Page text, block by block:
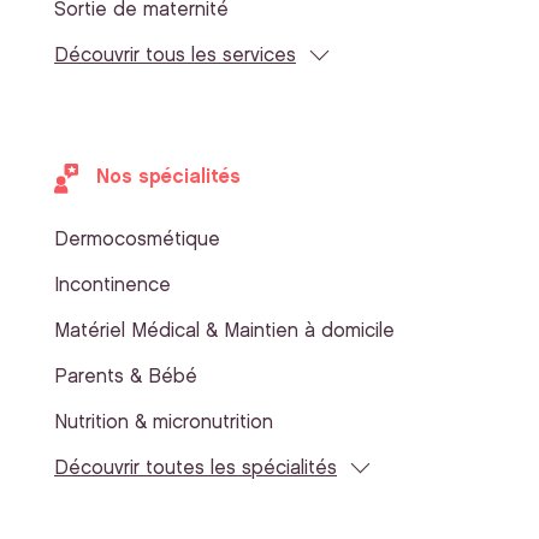
Sortie de maternité
Découvrir tous les services
Nos spécialités
Dermocosmétique
Incontinence
Matériel Médical & Maintien à domicile
Parents & Bébé
Nutrition & micronutrition
Découvrir toutes les spécialités